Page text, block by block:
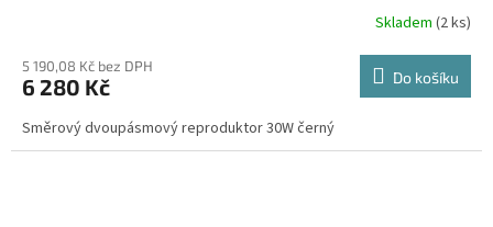
Skladem (2 ks)
5 190,08 Kč bez DPH
6 280 Kč Do košíku
Směrový dvoupásmový reproduktor 30W černý